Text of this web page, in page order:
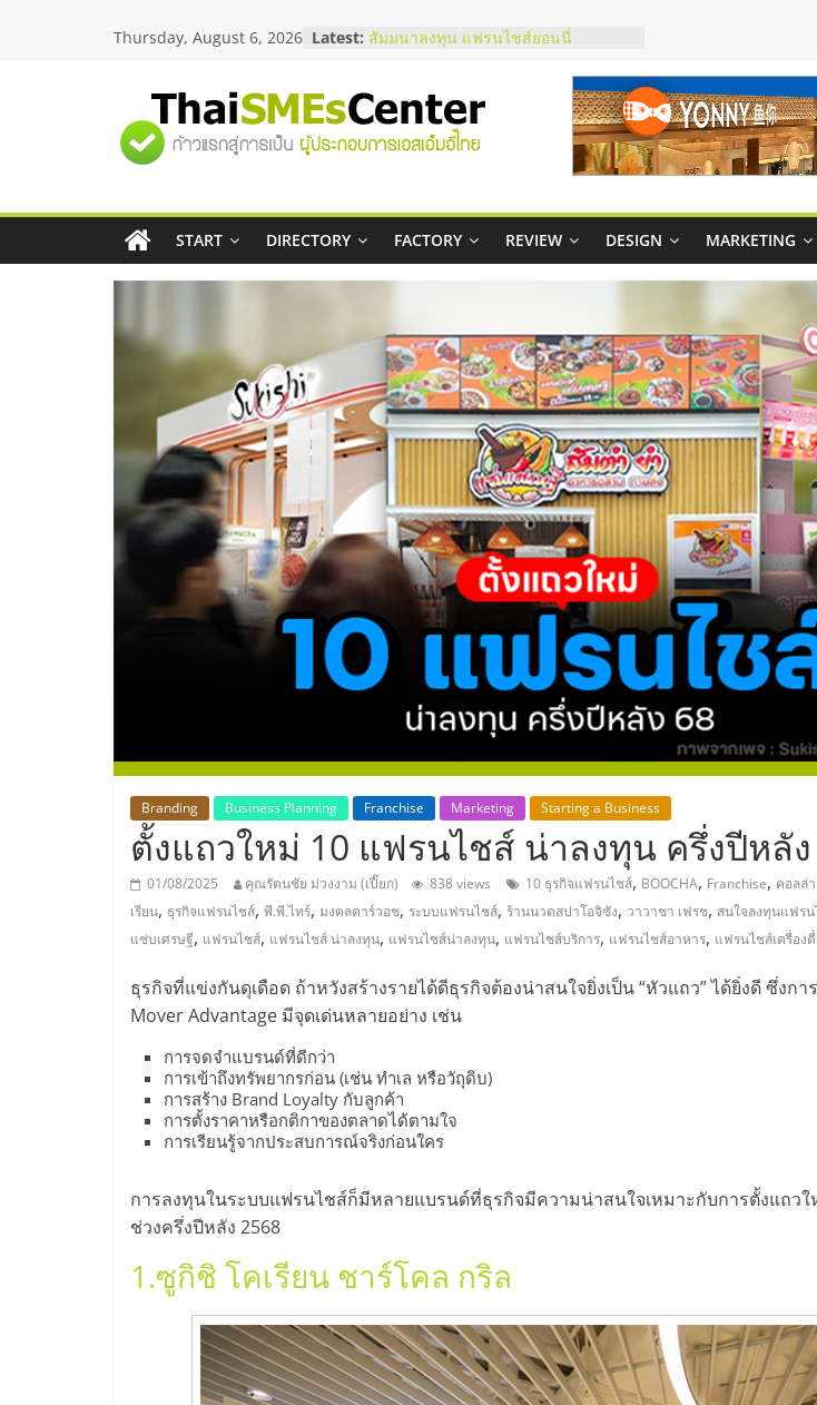
Thursday, August 6, 2026 Latest: บริการน้ำมัน Shell
ThaiFranchise Meet Up จับคู่แฟรน
ไชส์ ครั้งที่ 8
ร้านเครื่องเสียงคุณภาพสูง พร้อม
โซลูชันระบบภาพและเสียง
บริษัท Cybersecurity ในไทยที่ไหนดี?
โจทย์ธุรกิจ
อยากหาเงินทุน เพิ่มสภาพคล่องให้ธุรกิจ
เริ่มยังไงให้ผ่านฉลุย
"ศูนย์
รวม
ข้อมูล
ธุรกิจ
SME
แห่ง
ประเทศไทย,
ThaiSMEsCenter,
รวม
เอ
ส
เอ็
มอี
ไทย,
SMEs,
แฟ
รน
ไชส์,
ที่
ปรึกษา
START DIRECTORY FACTORY REVIEW DESIGN MARKETING
Branding Business Planning Franchise Marketing Starting a Business
ตั้งแถวใหม่ 10 แฟรนไชส์ น่าลงทุน ครึ่งปีหลัง
01/08/2025 คุณรัตนชัย ม่วงงาม (เปี๊ยก) 838 views 10 ธุรกิจแฟรนไชส์, BOOCHA, Franchise, คอลล่
เรียน, ธุรกิจแฟรนไชส์, พี.พี.ไทร์, มงคลคาร์วอช, ระบบแฟรนไชส์, ร้านนวดสปาโอจิซัง, วาวาชา เฟรช, สนใจลงทุนแฟร
แซ่บเศรษฐี, แฟรนไชส์, แฟรนไชส์ น่าลงทุน, แฟรนไชส์น่าลงทุน, แฟรนไชส์บริการ, แฟรนไชส์อาหาร, แฟรนไชส์เครื่อง
ธุรกิจที่แข่งกันดุเดือด ถ้าหวังสร้างรายได้ดีธุรกิจต้องน่าสนใจยิ่งเป็น “หัวแถว” ได้ยิ่งดี ซึ่งก
Mover Advantage มีจุดเด่นหลายอย่าง เช่น
การจดจำแบรนด์ที่ดีกว่า
การเข้าถึงทรัพยากรก่อน (เช่น ทำเล หรือวัถุดิบ)
การสร้าง Brand Loyalty กับลูกค้า
การตั้งราคาหรือกติกาของตลาดได้ตามใจ
การเรียนรู้จากประสบการณ์จริงก่อนใคร
การลงทุนในระบบแฟรนไชส์ก็มีหลายแบรนด์ที่ธุรกิจมีความน่าสนใจเหมาะกับการตั้งแถวใ
ช่วงครึ่งปีหลัง 2568
1.ซูกิชิ โคเรียน ชาร์โคล กริล